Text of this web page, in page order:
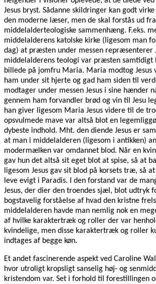
Jesus bryst. Sådanne skildringer kan godt
den moderne læser, men de skal forstås ud
middelalderteologiske sammenhæng. F.eks.
middelalderens katolske kirke (ligesom man
dag) at præsten under messen repræsenterer
middelalderens teologi var præsten samtidigt
billede på jomfru Maria. Maria modtog Jesus
ham under sit hjerte og gad ham siden til
modtager under messen Jesus i sine hænder
gennem ham forvandler brød og vin til Jesu
han giver ligesom Maria Jesus videre til de
opsvulmede mave var altså blot en
dybeste indhold. Mht. den diende Jesus er
at man i middelalderen (ligesom i antikken)
modermælken var omdannet blod. Når en
gav hun det altså sit eget blot at spise, så at
ligesom Jesus gav sit blod på korsets træ, så
leve evigt i Paradis. I den forstand var de
Jesus, der dier den troendes sjæl, blot udtryk
bogstavelig forståelse af hvad den kristne
middelalderen havde man nemlig nok en
af hvilke karaktertræk og roller der var
kvindelige, men disse karaktertræk og roller
indtages af begge køn.
Et andet fascinerende aspekt ved Caroline
hvor utroligt kropsligt sanselig høj- og
kristendom var. Set i forhold til forestillingen